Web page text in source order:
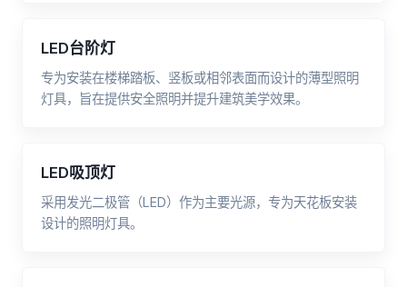
LED台阶灯
专为安装在楼梯踏板、竖板或相邻表面而设计的薄型照明
灯具，旨在提供安全照明并提升建筑美学效果。
LED吸顶灯
采用发光二极管（LED）作为主要光源，专为天花板安装
设计的照明灯具。